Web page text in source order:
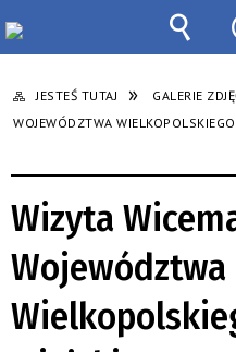
JESTEŚ TUTAJ GALERIE
WOJEWÓDZTWA
Wizyta
Województwa